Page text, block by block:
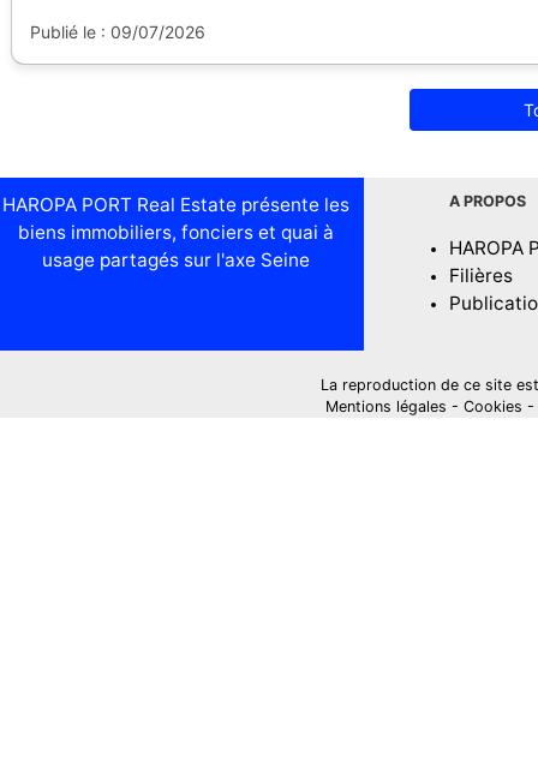
Publié le : 09/07/2026
HAROPA PORT Real Estate présente les
biens immobiliers, fonciers et quai à
usage partagés sur l'axe Seine
A PROPOS
HAROPA
Filières
La reproduction de ce site
Mentions légales - Cookies -